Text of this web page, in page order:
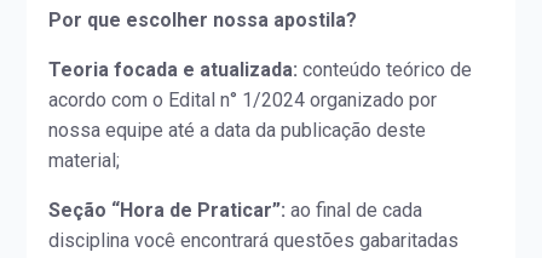
Por que escolher nossa apostila?
Teoria focada e atualizada: conteúdo teórico de
acordo com o Edital n° 1/2024 organizado por
nossa equipe até a data da publicação deste
material;
Seção “Hora de Praticar”:ao final de cada
disciplina você encontrará questões gabaritadas